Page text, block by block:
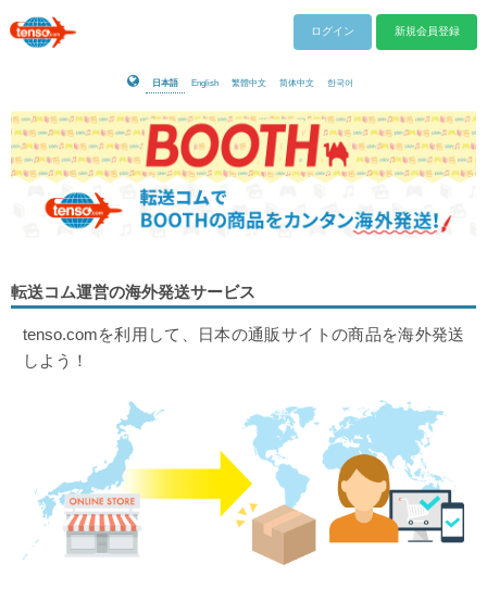
ログイン 新規会員登録
日本語 English 繁體中文 简体中文 한국어
転送コム運営の海外発送サービス
tenso.comを利用して、日本の通販サイトの商品を海外発送
しよう！